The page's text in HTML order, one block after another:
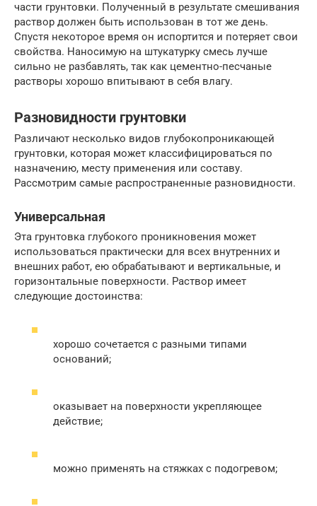
части грунтовки. Полученный в результате смешивания
раствор должен быть использован в тот же день.
Спустя некоторое время он испортится и потеряет свои
свойства. Наносимую на штукатурку смесь лучше
сильно не разбавлять, так как цементно-песчаные
растворы хорошо впитывают в себя влагу.
Разновидности грунтовки
Различают несколько видов глубокопроникающей
грунтовки, которая может классифицироваться по
назначению, месту применения или составу.
Рассмотрим самые распространенные разновидности.
Универсальная
Эта грунтовка глубокого проникновения может
использоваться практически для всех внутренних и
внешних работ, ею обрабатывают и вертикальные, и
горизонтальные поверхности. Раствор имеет
следующие достоинства:
хорошо сочетается с разными типами
оснований;
оказывает на поверхности укрепляющее
действие;
можно применять на стяжках с подогревом;